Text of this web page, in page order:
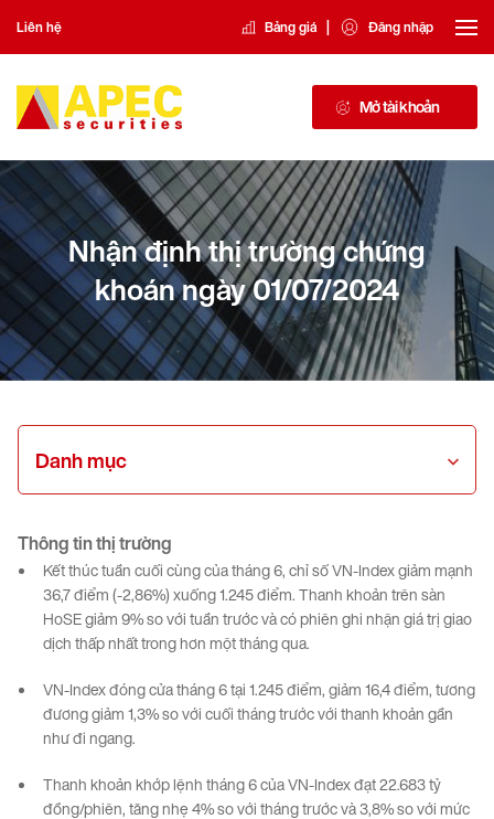
Liên hệ Bảng giá | Đăng nhập
Mở tài khoản
Nhận định thị trường chứng
khoán ngày 01/07/2024
Danh mục
Thông tinthịtrường
Kết thúc tuần cuối cùng của tháng 6, chỉ số VN-Index giảm mạnh
36,7 điểm (-2,86%) xuống 1.245 điểm. Thanh khoản trên sàn
HoSE giảm 9% so với tuần trước và có phiên ghi nhận giá trị giao
dịch thấp nhất trong hơn một tháng qua.
VN-Index đóng cửa tháng 6 tại 1.245 điểm, giảm 16,4 điểm, tương
đương giảm 1,3% so với cuối tháng trước với thanh khoản gần
như đi ngang.
Thanh khoản khớp lệnh tháng 6 của VN-Index đạt 22.683 tỷ
đồng/phiên, tăng nhẹ 4% so với tháng trước và 3,8% so với mức